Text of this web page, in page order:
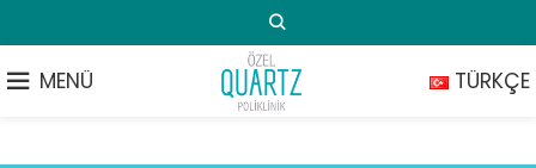
MENÜ TÜRKÇE